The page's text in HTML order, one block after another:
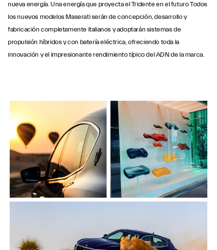
nueva energía. Una energía que proyecta el Tridente en el futuro Todos
los nuevos modelos Maserati serán de concepción, desarrollo y
fabricación completamente italianos y adoptarán sistemas de
propulsión híbridos y con batería eléctrica, ofreciendo toda la
innovación y el impresionante rendimiento típico del ADN de la marca.